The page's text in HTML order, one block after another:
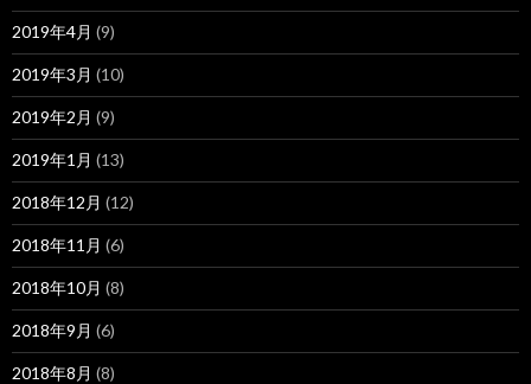
2019年4月 (9)
2019年3月 (10)
2019年2月 (9)
2019年1月 (13)
2018年12月 (12)
2018年11月 (6)
2018年10月 (8)
2018年9月 (6)
2018年8月 (8)